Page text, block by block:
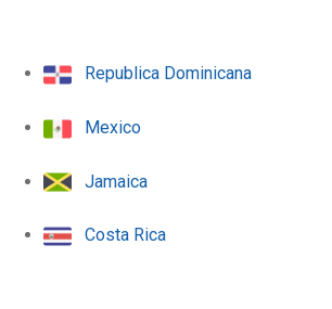
Republica Dominicana
Mexico
Jamaica
Costa Rica